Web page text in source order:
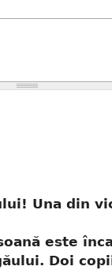
Una din
este
Doi